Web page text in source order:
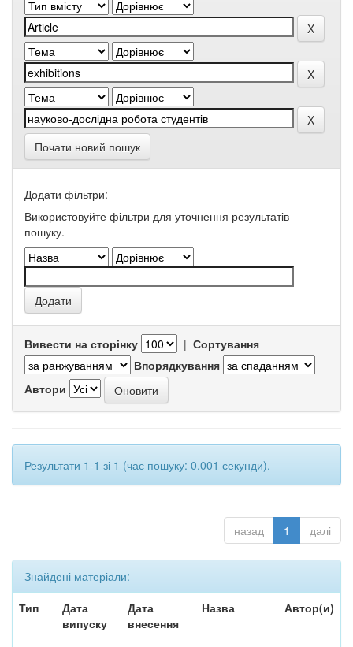
Почати новий пошук
Додати фільтри:
Використовуйте фільтри для уточнення результатів
пошуку.
Вивести на сторінку | Сортування
Впорядкування
Автори
Результати 1-1 зі 1 (час пошуку: 0.001 секунди).
назад 1 далі
Знайдені матеріали:
Тип
Дата
випуску
Дата
внесення
Назва Автор(и)